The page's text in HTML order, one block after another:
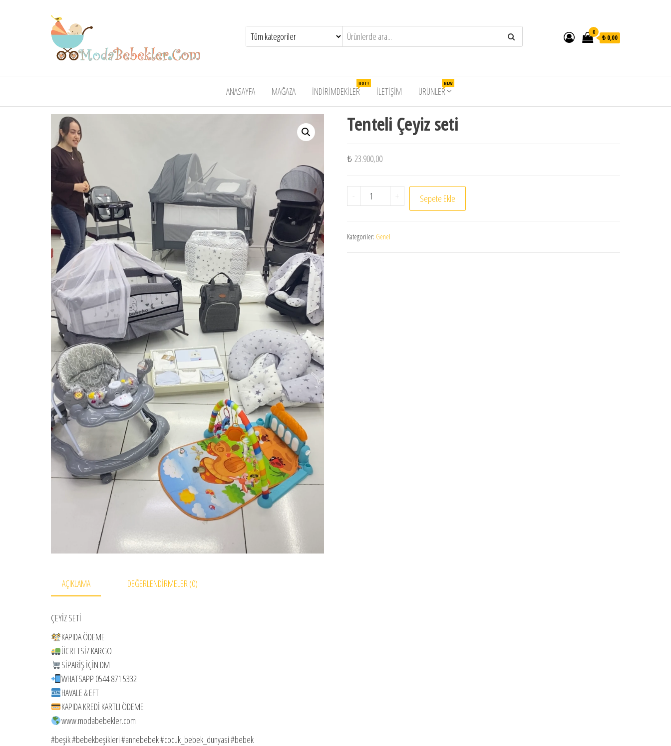
Bebekler
0
₺ 0,00
ANASAYFA MAĞAZA İNDIRIMDEKILER
HOT!
İLETIŞIM ÜRÜNLER
NEW
Tenteli Çeyiz seti
₺23.900,00
- Tenteli Çeyiz seti adet
+ Sepete Ekle
Kategoriler: Genel
AÇIKLAMA DEĞERLENDIRMELER (0)
ÇEYİZ SETİ
KAPIDA ÖDEME
ÜCRETSİZ KARGO
SİPARİŞ İÇİN DM
WHATSAPP 0544 871 5332
HAVALE & EFT
KAPIDA KREDİ KARTLI ÖDEME
www.modabebekler.com
#beşik #bebekbeşikleri #annebebek #cocuk_bebek_dunyasi #bebek